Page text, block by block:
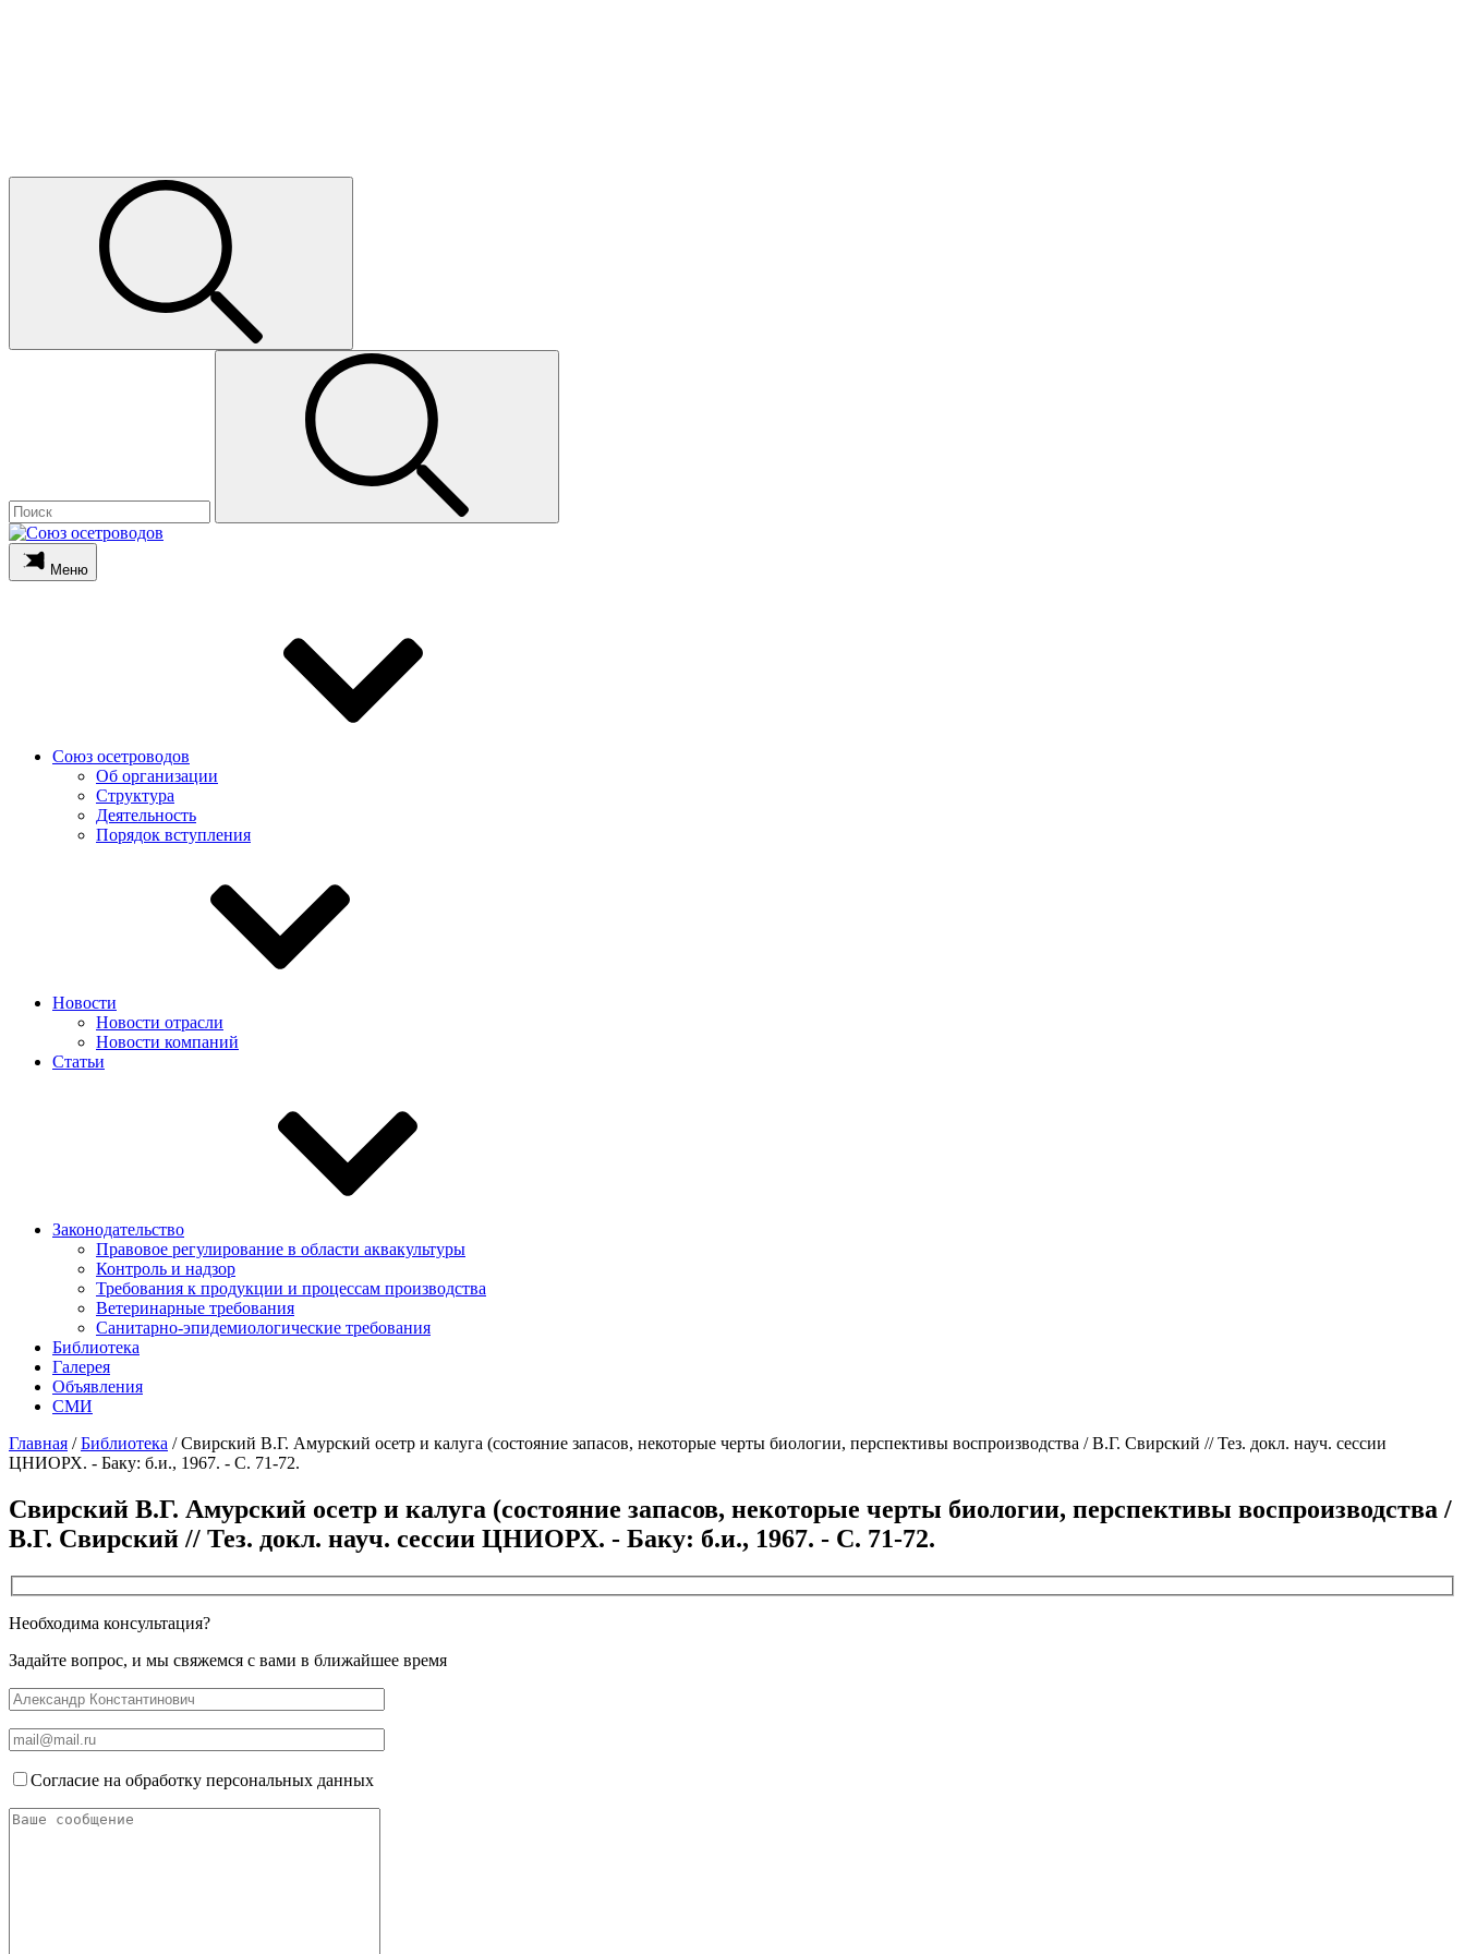
Меню
Союз осетроводов
Об организации
Структура
Деятельность
Порядок вступления
Новости
Новости отрасли
Новости компаний
Статьи
Законодательство
Правовое регулирование в области аквакультуры
Контроль и надзор
Требования к продукции и процессам производства
Ветеринарные требования
Санитарно-эпидемиологические требования
Библиотека
Галерея
Объявления
СМИ
Главная /Библиотека /Свирский В.Г. Амурский осетр и калуга (состояние запасов, некоторые черты биологии, перспективы воспроизводства / В.Г. Свирский // Тез. докл. науч. сессии
ЦНИОРХ. - Баку: б.и., 1967. - С. 71-72.
Свирский В.Г. Амурский осетр и калуга (состояние запасов, некоторые черты биологии, перспективы воспроизводства /
В.Г. Свирский // Тез. докл. науч. сессии ЦНИОРХ. - Баку: б.и., 1967. - С. 71-72.
Необходима консультация?
Задайте вопрос, и мы свяжемся с вами в ближайшее время
Согласие на обработку персональных данных